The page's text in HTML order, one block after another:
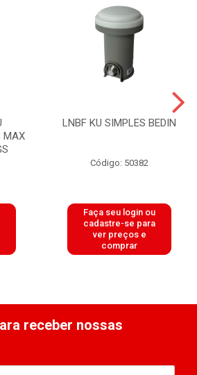
MAX
LNBF KU SIMPLES BEDIN
Código: 50382
Faça seu login ou
cadastre-se para
ver preços e
comprar
receber nossas